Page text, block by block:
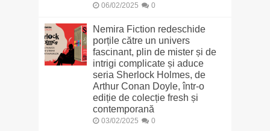
06/02/2025 0
Nemira Fiction redeschide
porțile către un univers
fascinant, plin de mister și de
intrigi complicate și aduce
seria Sherlock Holmes, de
Arthur Conan Doyle, într-o
ediție de colecție fresh și
contemporană
03/02/2025 0